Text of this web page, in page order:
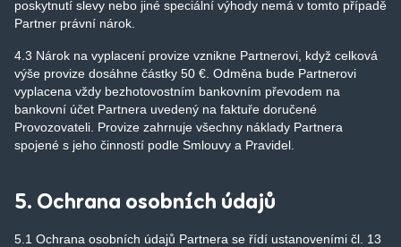
poskytnutí slevy nebo jiné speciální výhody nemá v tomto případě
Partner právní nárok.
4.3 Nárok na vyplacení provize vznikne Partnerovi, když celková
výše provize dosáhne částky 50 €. Odměna bude Partnerovi
vyplacena vždy bezhotovostním bankovním převodem na
bankovní účet Partnera uvedený na faktuře doručené
Provozovateli. Provize zahrnuje všechny náklady Partnera
spojené s jeho činností podle Smlouvy a Pravidel.
5. Ochrana osobních údajů
5.1 Ochrana osobních údajů Partnera se řídí ustanoveními čl. 13